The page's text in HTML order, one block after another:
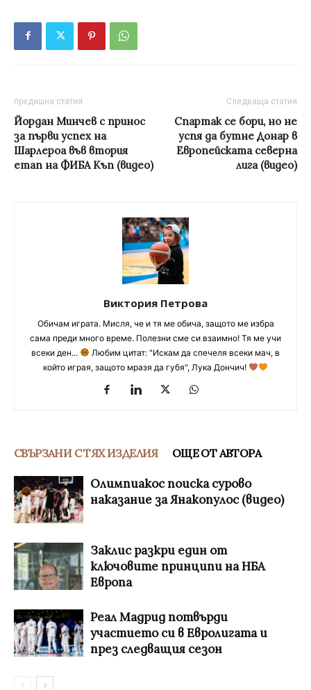
предишна статия
Йордан Минчев с принос
за първи успех на
Шарлероа във втория
етап на ФИБА Къп (видео)
Следваща статия
Спартак се бори, но не
успя да бутне Донар в
Европейската северна
лига (видео)
Виктория Петрова
Обичам играта. Мисля, че и тя ме обича, защото ме избра
сама преди много време. Полезни сме си взаимно! Тя ме учи
всеки ден...
Любим цитат: "Искам да спечеля всеки мач, в
който играя, защото мразя да губя", Лука Дончич!
СВЪРЗАНИ С ТЯХ ИЗДЕЛИЯ ОЩЕ ОТ АВТОРА
Олимпиакос поиска сурово
наказание за Янакопулос (видео)
Заклис разкри един от
ключовите принципи на НБА
Европа
Реал Мадрид потвърди
участието си в Евролигата и
през следващия сезон